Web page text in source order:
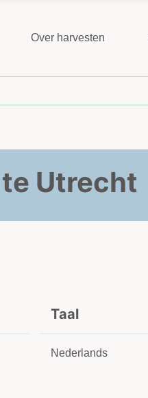
Over harvesten
Utrecht
Taal
Nederlands